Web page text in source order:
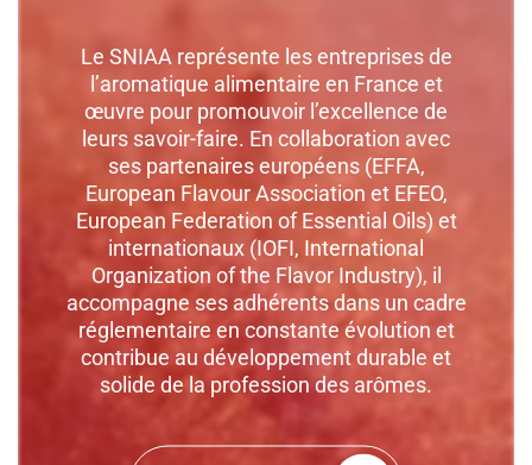
Le SNIAA représente les entreprises de
l’aromatique alimentaire en France et
œuvre pour promouvoir l’excellence de
leurs savoir-faire. En collaboration avec
ses partenaires européens (EFFA,
European Flavour Association et EFEO,
European Federation of Essential Oils) et
internationaux (IOFI, International
Organization of the Flavor Industry), il
accompagne ses adhérents dans un cadre
réglementaire en constante évolution et
contribue au développement durable et
solide de la profession des arômes.